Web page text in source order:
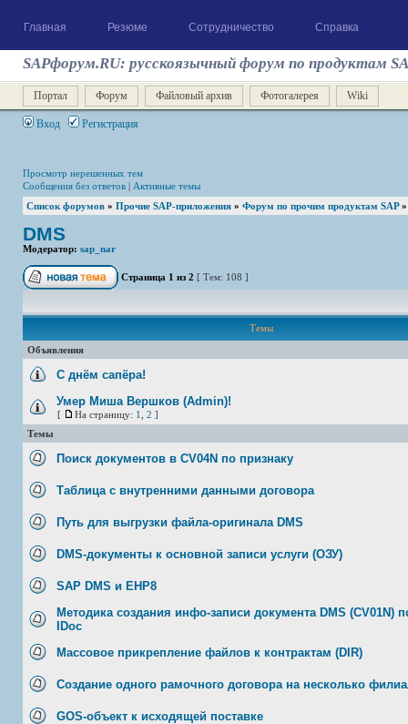
Главная Резюме Сотрудничество Справка
SAPфорум.RU: русскоязычный форум по продуктам
Портал Форум Файловый архив Фотогалерея Wiki
Вход Регистрация
Просмотр нерешенных тем
Сообщения без ответов | Активные темы
Список форумов » Прочие SAP-приложения » Форум по прочим продуктам SAP
DMS
Модератор: sap_nar
Страница 1 из 2 [ Тем: 108 ]
Темы
Объявления
С днём сапёра!
Умер Миша Вершков (Admin)!
[ На страницу: 1 2 ]
Темы
Поиск документов в CV04N по признаку
Таблица с внутренними данными договора
Путь для выгрузки файла-оригинала DMS
DMS-документы к основной записи услуги (ОЗУ)
SAP DMS и EHP8
Методика создания инфо-записи документа DMS (CV01N)
IDoc
Массовое прикрепление файлов к контрактам (DIR)
Создание одного рамочного договора на несколько
GOS-объект к исходящей поставке